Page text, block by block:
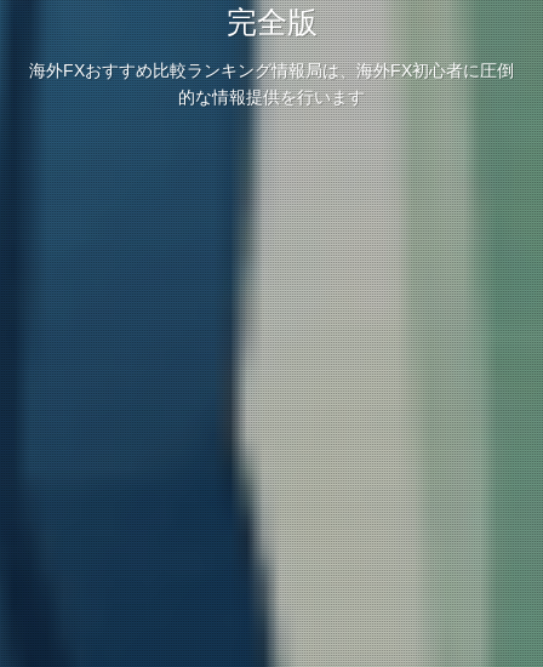
完全版
海外FXおすすめ比較ランキング情報局は、海外FX初心者に圧倒
的な情報提供を行います